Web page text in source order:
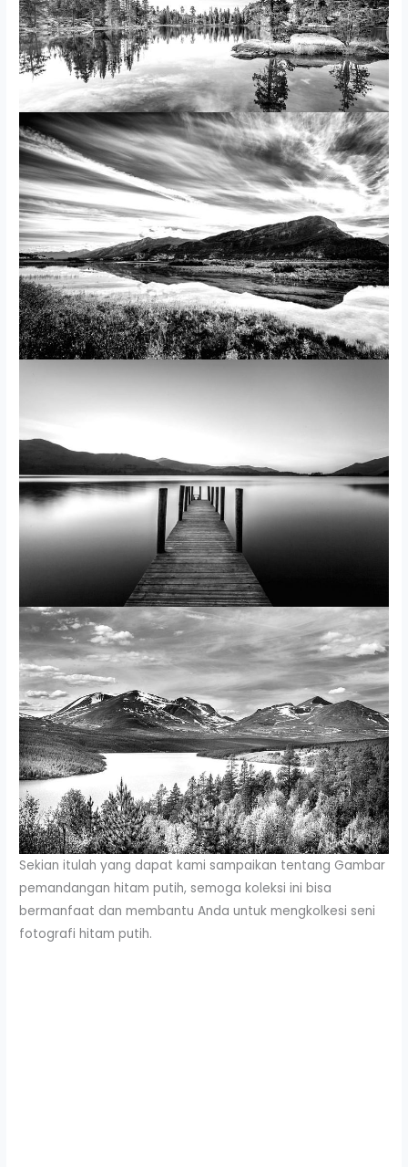
Sekian itulah yang dapat kami sampaikan tentang Gambar
pemandangan hitam putih, semoga koleksi ini bisa
bermanfaat dan membantu Anda untuk mengkolkesi seni
fotografi hitam putih.